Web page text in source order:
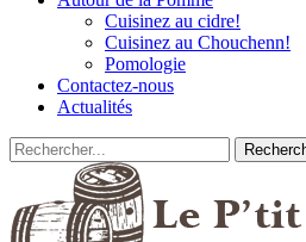
Cuisinez au cidre!
Cuisinez au Chouchenn!
Pomologie
Contactez-nous
Actualités